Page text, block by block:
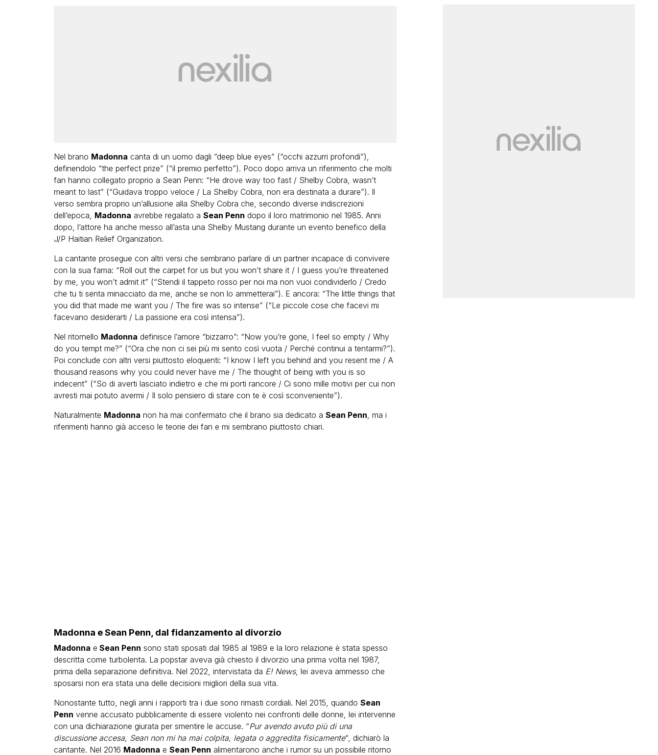
Nel brano Madonna canta di un uomo dagli “deep blue eyes” (“occhi azzurri profondi”),
definendolo “the perfect prize” (“il premio perfetto”). Poco dopo arriva un riferimento che molti
fan hanno collegato proprio a Sean Penn: “He drove way too fast / Shelby Cobra, wasn’t
meant to last” (“Guidava troppo veloce / La Shelby Cobra, non era destinata a durare”). Il
verso sembra proprio un’allusione alla Shelby Cobra che, secondo diverse indiscrezioni
dell’epoca, Madonna avrebbe regalato a Sean Penn dopo il loro matrimonio nel 1985. Anni
dopo, l’attore ha anche messo all’asta una Shelby Mustang durante un evento benefico della
J/P Haitian Relief Organization.
La cantante prosegue con altri versi che sembrano parlare di un partner incapace di convivere
con la sua fama: “Roll out the carpet for us but you won’t share it / I guess you’re threatened
by me, you won’t admit it” (“Stendi il tappeto rosso per noi ma non vuoi condividerlo / Credo
che tu ti senta minacciato da me, anche se non lo ammetterai”). E ancora: “The little things that
you did that made me want you / The fire was so intense” (“Le piccole cose che facevi mi
facevano desiderarti / La passione era così intensa”).
Nel ritornello Madonna definisce l’amore “bizzarro”: “Now you’re gone, I feel so empty / Why
do you tempt me?” (“Ora che non ci sei più mi sento così vuota / Perché continui a tentarmi?”).
Poi conclude con altri versi piuttosto eloquenti: “I know I left you behind and you resent me / A
thousand reasons why you could never have me / The thought of being with you is so
indecent” (“So di averti lasciato indietro e che mi porti rancore / Ci sono mille motivi per cui non
avresti mai potuto avermi / Il solo pensiero di stare con te è così sconveniente”).
Naturalmente Madonna non ha mai confermato che il brano sia dedicato a Sean Penn, ma i
riferimenti hanno già acceso le teorie dei fan e mi sembrano piuttosto chiari.
Madonna e Sean Penn, dal fidanzamento al divorzio
Madonna e Sean Penn sono stati sposati dal 1985 al 1989 e la loro relazione è stata spesso
descritta come turbolenta. La popstar aveva già chiesto il divorzio una prima volta nel 1987,
prima della separazione definitiva. Nel 2022, intervistata da E! News, lei aveva ammesso che
sposarsi non era stata una delle decisioni migliori della sua vita.
Nonostante tutto, negli anni i rapporti tra i due sono rimasti cordiali. Nel 2015, quando Sean
Penn venne accusato pubblicamente di essere violento nei confronti delle donne, lei intervenne
con una dichiarazione giurata per smentire le accuse. “Pur avendo avuto più di una
discussione accesa, Sean non mi ha mai colpita, legata o aggredita fisicamente“, dichiarò la
cantante. Nel 2016 Madonna e Sean Penn alimentarono anche i rumor su un possibile ritorno